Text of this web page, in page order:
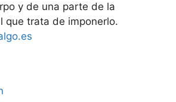
y de una parte de la
que trata de imponerlo.